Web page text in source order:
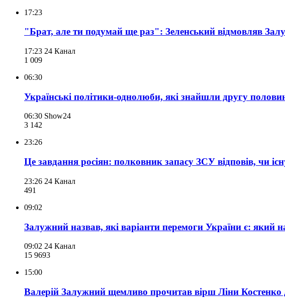
17:23
"Брат, але ти подумай ще раз": Зеленський відмовляв
17:23 24 Канал
1 009
06:30
Українські політики-однолюби, які знайшли другу
06:30 Show24
3 142
23:26
Це завдання росіян: полковник запасу ЗСУ відповів, чи
23:26 24 Канал
491
09:02
Залужний назвав, які варіанти перемоги України є: який
09:02 24 Канал
15 9693
15:00
Валерій Залужний щемливо прочитав вірш Ліни Костенко